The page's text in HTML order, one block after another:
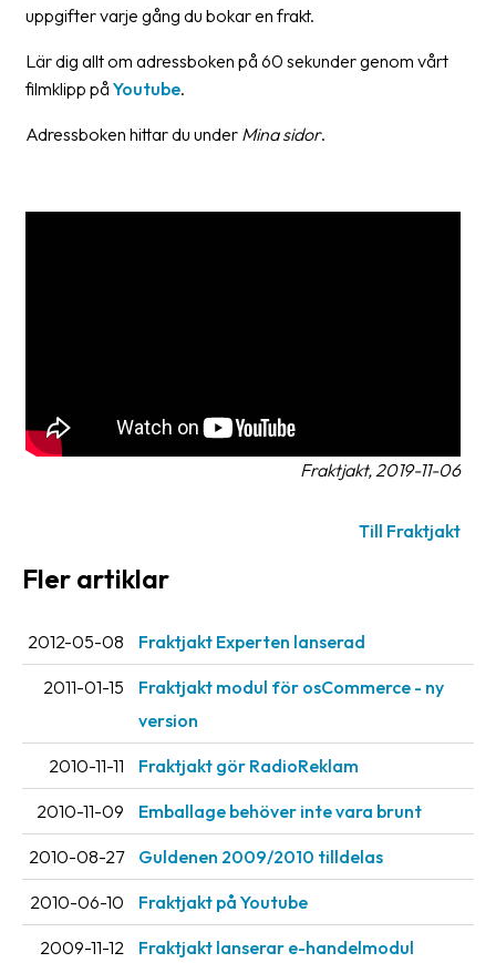
Streckkodsläsare
Kundtjänst
företaget
Nyhetsarkiv
Villkor
villkor
Integritet
Förbjudet
och
farligt
innehåll
uppgifter varje gång du bokar en frakt.
Lär dig allt om adressboken på 60 sekunder genom vårt
filmklipp på Youtube.
Adressboken hittar du under Mina sidor.
Fraktjakt, 2019-11-06
Till Fraktjakt
Fler artiklar
2012-05-08 Fraktjakt Experten lanserad
2011-01-15
Fraktjakt modul för osCommerce - ny
version
2010-11-11 Fraktjakt gör RadioReklam
2010-11-09 Emballage behöver inte vara brunt
2010-08-27 Guldenen 2009/2010 tilldelas
2010-06-10 Fraktjakt på Youtube
2009-11-12 Fraktjakt lanserar e-handelmodul